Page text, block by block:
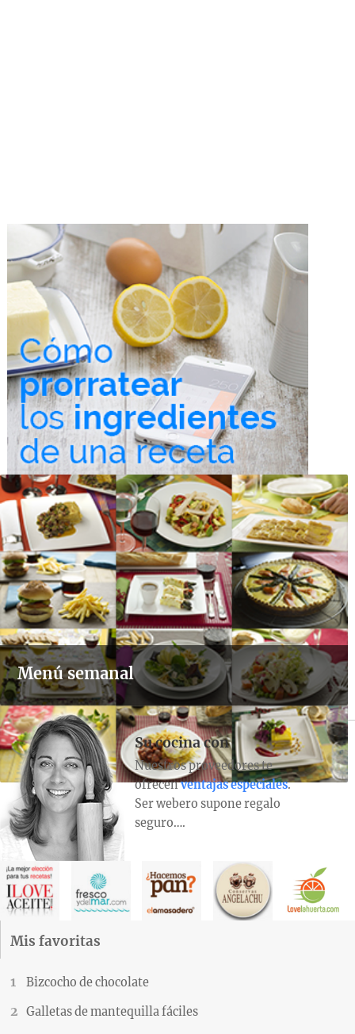
Menú semanal
Su cocina con
Nuestros proveedores te
ofrecenventajas especiales.
Ser webero supone regalo
seguro….
Mis favoritas
Bizcocho de chocolate
Galletas de mantequilla fáciles